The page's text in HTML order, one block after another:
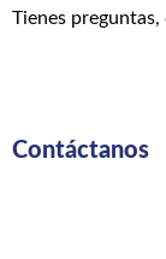
Tienes
Contáctanos